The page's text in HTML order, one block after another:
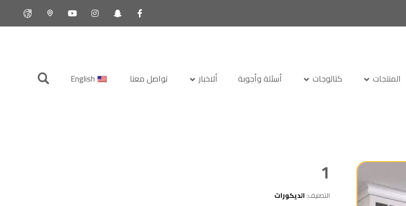
المنتجات كتالوجات أسئلة وأجوبة ألاخبار تواصل معنا English
1
التصنيف: الديكورات